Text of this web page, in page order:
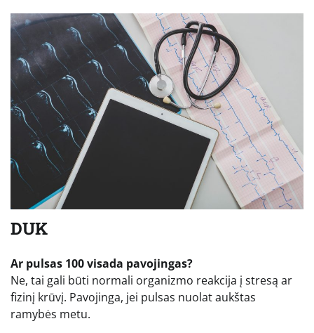
DUK
Ar pulsas 100 visada pavojingas?
Ne, tai gali būti normali organizmo reakcija į stresą ar
fizinį krūvį. Pavojinga, jei pulsas nuolat aukštas
ramybės metu.